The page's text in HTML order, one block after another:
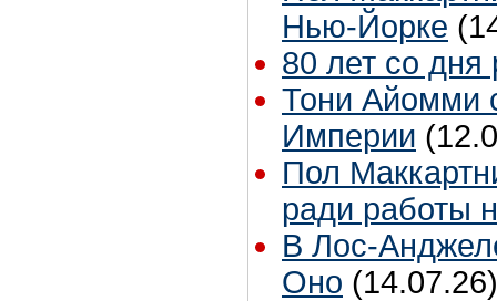
Нью-Йорке
80 лет со
Тони Айомми
Империи
Пол
ради работы
В Лос-
Оно (14.07.26)